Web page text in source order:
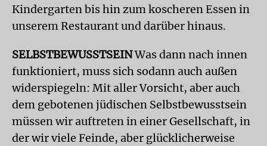
Kindergarten bis hin zum koscheren Essen in
unserem Restaurant und darüber hinaus.
SELBSTBEWUSSTSEINWas dann nach innen
funktioniert, muss sich sodann auch außen
widerspiegeln: Mit aller Vorsicht, aber auch
dem gebotenen jüdischen Selbstbewusstsein
müssen wir auftreten in einer Gesellschaft, in
der wir viele Feinde, aber glücklicherweise